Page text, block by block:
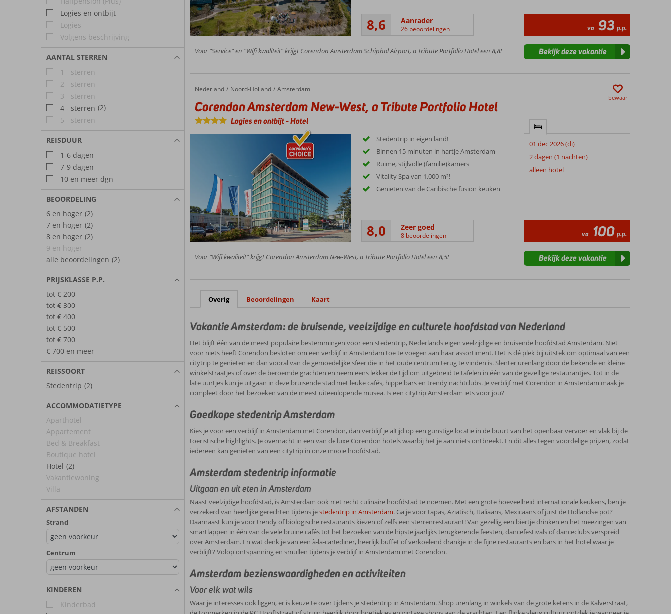
Logies en ontbijt
Logies
Volgens beschrijving
AANTAL STERREN
1 - sterren
2 - sterren
3 - sterren
4 - sterren (2)
5 - sterren
REISDUUR
1-6 dagen
7-9 dagen
10 en meer dgn
BEOORDELING
6 en hoger (2)
7 en hoger (2)
8 en hoger (2)
9 en hoger
alle beoordelingen (2)
PRIJSKLASSE P.P.
tot € 200
tot € 300
tot € 400
tot € 500
tot € 700
€ 700 en meer
REISSOORT
Stedentrip (2)
ACCOMMODATIETYPE
Aparthotel
Appartement
Bed & Breakfast
Boutique hotel
Hotel (2)
Vakantiewoning
Villa
AFSTANDEN
Strand
Centrum
KINDEREN
Kinderbad
8,6 Aanrader
26 beoordelingen va 93 p.p.
Voor “Service” en “Wifi kwaliteit” krijgt Corendon Amsterdam Schiphol Airport, a Tribute Portfolio Hotel een 8,8! Bekijk deze vakantie
Home
Nederland Noord-Holland Amsterdam
Corendon Amsterdam New-West, a Tribute Portfolio Hotel
Corendon Amsterdam New-West, a Tribute Portfolio Hotel
Logies en ontbijt-Hotel
bewaar
Stedentrip in eigen land!
Binnen 15 minuten in hartje Amsterdam
Ruime, stijlvolle (familie)kamers
Vitality Spa van 1.000 m²!
Genieten van de Caribische fusion keuken
8,0 Zeer goed
8 beoordelingen
01 dec 2026 (di)
2 dagen (1 nachten)
alleen hotel
va 100 p.p.
Voor “Wifi kwaliteit” krijgt Corendon Amsterdam New-West, a Tribute Portfolio Hotel een 8,5! Bekijk deze vakantie
Overig Beoordelingen Kaart
Vakantie Amsterdam: de bruisende, veelzijdige en culturele hoofdstad van Nederland
Het blijft één van de meest populaire bestemmingen voor een stedentrip, Nederlands eigen veelzijdige en bruisende hoofdstad Amsterdam. Niet
voor niets heeft Corendon besloten om een verblijf in Amsterdam toe te voegen aan haar assortiment. Het is dé plek bij uitstek om optimaal van een
citytrip te genieten en dan vooral van de gemoedelijke sfeer die in het oude centrum terug te vinden is. Slenter urenlang door de bekende en kleine
winkelstraatjes of over de beroemde grachten en neem eens lekker de tijd om uitgebreid te tafelen in één van de gezellige restaurantjes. Tot in de
late uurtjes kun je uitgaan in deze bruisende stad met leuke cafés, hippe bars en trendy nachtclubs. Je verblijf met Corendon in Amsterdam maak je
compleet door het bezoeken van de meest uiteenlopende musea. Is een citytrip Amsterdam iets voor jou?
Goedkope stedentrip Amsterdam
Kies je voor een verblijf in Amsterdam met Corendon, dan verblijf je altijd op een gunstige locatie in de buurt van het openbaar vervoer en vlak bij de
toeristische highlights. Je overnacht in een van de luxe Corendon hotels waarbij het je aan niets ontbreekt. En dit alles tegen voordelige prijzen, zodat
iedereen kan genieten van een citytrip in onze mooie hoofdstad.
Amsterdam stedentrip informatie
Uitgaan en uit eten in Amsterdam
Naast veelzijdige hoofdstad, is Amsterdam ook met recht culinaire hoofdstad te noemen. Met een grote hoeveelheid internationale keukens, ben je
verzekerd van heerlijke gerechten tijdens jestedentrip in Amsterdam. Ga je voor tapas, Aziatisch, Italiaans, Mexicaans of juist de Hollandse pot?
Daarnaast kun je voor trendy of biologische restaurants kiezen of zelfs een sterrenrestaurant! Van gezellig een biertje drinken en het meezingen van
smartlappen in één van de vele bruine cafés tot het bezoeken van de hipste jaarlijks terugkerende feesten, dancefestivals of danceclubs verspreid
over Amsterdam. En wat denk je van een à-la-cartediner, heerlijk buffet of verkoelend drankje in de fijne restaurants en bars in het hotel waar je
verblijft? Volop ontspanning en smullen tijdens je verblijf in Amsterdam met Corendon.
Amsterdam bezienswaardigheden en activiteiten
Voor elk wat wils
Waar je interesses ook liggen, er is keuze te over tijdens je stedentrip in Amsterdam. Shop urenlang in winkels van de grote ketens in de Kalverstraat,